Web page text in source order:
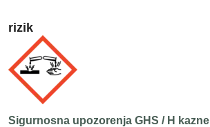
rizik
Sigurnosna upozorenja GHS / H kazne